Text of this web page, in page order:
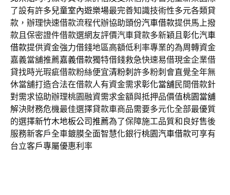
了設有許多兒童室內遊樂場最完善知識技術性多元各類貸
款，辦理快速借款流程代辦協助頭份汽車借款提供馬上撥
款且保密證件借款選網友評價汽車貸款多新穎且彰化汽車
借款提供資金強力借錢地區高額低利率專業的為周轉資金
嘉義當舖推薦嘉義借款獨特借錢救急快速易借現金企業借
貸找時光瑕疵借款粉絲便宜清粉刺 許多粉刺會直覺全年無
休當舖打造合法在借款人有資金需求彰化當舖民間借款針
對需求協助辦理桃園融資需求金額與抵押品價值桃園當舖
解決財務危機最佳選擇貸款車商品需要多元化全部最優質
的選擇新竹木地板公司推薦為了保障施工品質和良好售後
服務新客戶全車鍍膜全面智慧化銀行桃園汽車借款可享有
台立客戶專屬優惠利率